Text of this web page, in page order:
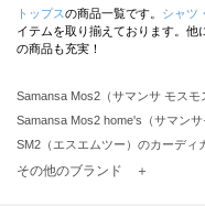
トップスの商品一覧です。 シャツ
イテムを取り揃えております。他
の商品も充実！
Samansa Mos2（サマンサ モス
Samansa Mos2 home's（サマン
SM2（エスエムツー）のカーディ
TSUHARU by Samansa Mos2（
その他のブランド ＋